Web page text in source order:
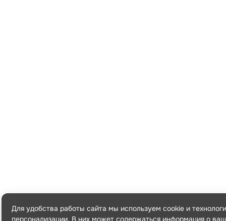
Для удобства работы сайта мы используем cookie и
персонализации. В них может содержаться информация о